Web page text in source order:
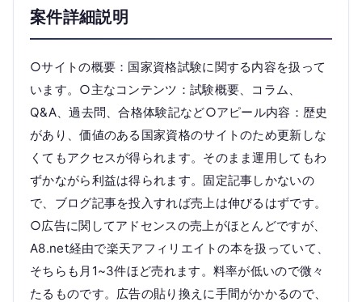
案件詳細説明
○サイトの概要：国家資格試験に関する内容を扱って
います。○主なコンテンツ：試験概要、コラム、
Q&A、過去問、合格体験記など○アピール内容：歴史
があり、価値のある国家資格のサイトのため更新しな
くてもアクセスが得られます。そのまま運用してもわ
ずかながら利益は得られます。固定記事しかないの
で、ブログ記事を投入すれば売上は伸びるはずです。
○広告に関してアドセンスの売上がほとんどですが、
A8.net経由で楽天アフィリエイトの本を扱っていて、
そちらも月1~3件ほど売れます。料率が低いので微々
たるものです。広告の貼り換えに手間がかかるので、